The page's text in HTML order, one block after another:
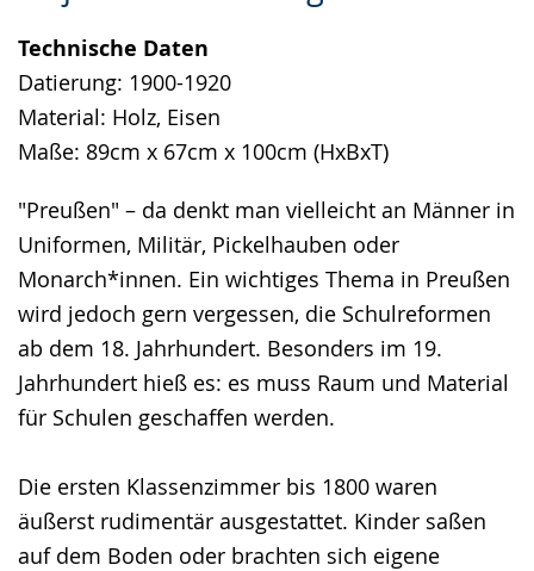
Technische Daten
Datierung: 1900-1920
Material: Holz, Eisen
Maße: 89cm x 67cm x 100cm (HxBxT)
"Preußen" – da denkt man vielleicht an Männer in
Uniformen, Militär, Pickelhauben oder
Monarch*innen. Ein wichtiges Thema in Preußen
wird jedoch gern vergessen, die Schulreformen
ab dem 18. Jahrhundert. Besonders im 19.
Jahrhundert hieß es: es muss Raum und Material
für Schulen geschaffen werden.
Die ersten Klassenzimmer bis 1800 waren
äußerst rudimentär ausgestattet. Kinder saßen
auf dem Boden oder brachten sich eigene
wechseln.
Deutscher
Gebärdensprache
wird
angezeigt.